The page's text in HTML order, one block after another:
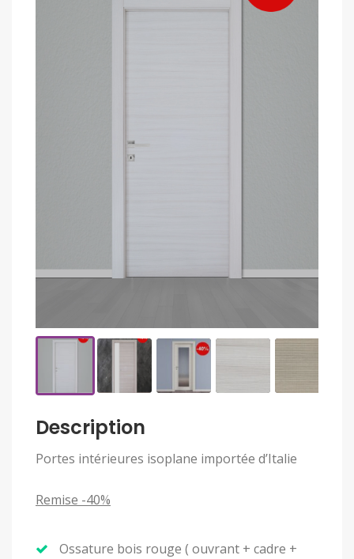
Description
Portes intérieures isoplane importée d’Italie
Remise -40%
Ossature bois rouge ( ouvrant + cadre +